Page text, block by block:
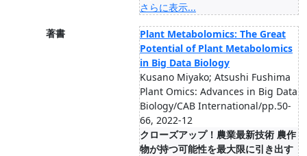
さらに表示...
著書
Plant Metabolomics: The Great
Potential of Plant Metabolomics
in Big Data Biology
Kusano Miyako; Atsushi Fushima
Plant Omics: Advances in Big Data
Biology/CAB International/pp.50-
66, 2022-12
クローズアップ！農業最新技術 農作
物が持つ可能性を最大限に引き出す